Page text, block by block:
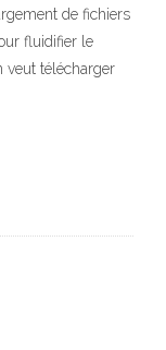
de fichiers
fluidifier le
veut télécharger